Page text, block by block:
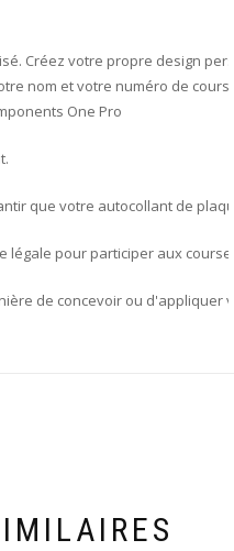
Créez votre propre design
nom et votre numéro de
One Pro
que votre autocollant de
légale pour participer aux
de concevoir ou